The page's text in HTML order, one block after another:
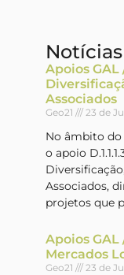
Apoios GAL /
Associados
Geo21 23 de
No âmbito do
o apoio
Associados,
projetos que
Apoios GAL
Mercados
Geo21 23 de